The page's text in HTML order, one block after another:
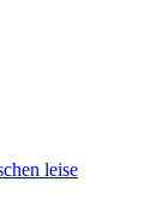
leise